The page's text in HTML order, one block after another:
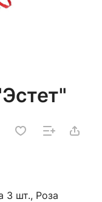
3 шт., Роза